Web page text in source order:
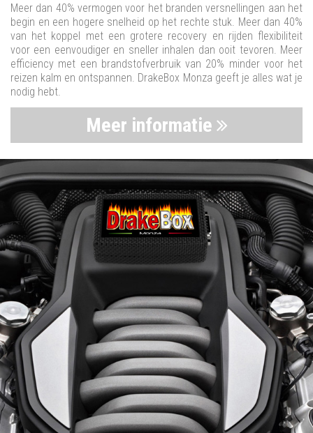
Meer dan 40% vermogen voor het branden versnellingen aan het
begin en een hogere snelheid op het rechte stuk. Meer dan 40%
van het koppel met een grotere recovery en rijden flexibiliteit
voor een eenvoudiger en sneller inhalen dan ooit tevoren. Meer
efficiency met een brandstofverbruik van 20% minder voor het
reizen kalm en ontspannen. DrakeBox Monza geeft je alles wat je
nodig hebt.
Meer informatie